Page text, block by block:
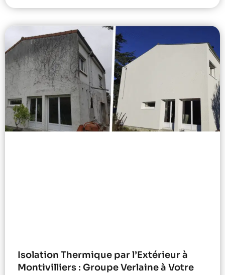
Isolation Thermique par l’Extérieur à
Montivilliers : Groupe Verlaine à Votre